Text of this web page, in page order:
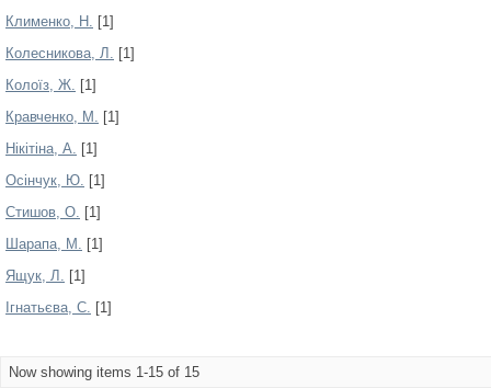
Клименко, Н. [1]
Колесникова, Л. [1]
Колоїз, Ж. [1]
Кравченко, М. [1]
Нікітіна, А. [1]
Осінчук, Ю. [1]
Стишов, О. [1]
Шарапа, М. [1]
Ящук, Л. [1]
Ігнатьєва, С. [1]
Now showing items 1-15 of 15